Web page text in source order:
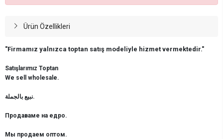
Ürün Özellikleri
"Firmamız yalnızca toptan satış modeliyle hizmet vermektedir."
Satışlarımız Toptan
We sell wholesale.
نبيع بالجملة.
Продаваме на едро.
Мы продаем оптом.